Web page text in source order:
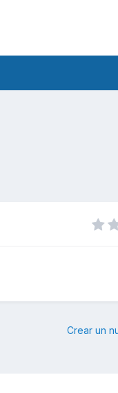
Crear un